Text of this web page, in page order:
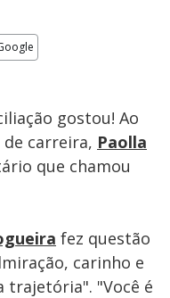
gostou! Ao
de carreira, Paolla
que chamou
fez questão
carinho e
"Você é